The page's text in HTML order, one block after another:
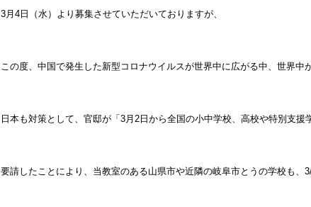
3月4日（水）より募集させていただいておりますが、
この度、中国で発生した新型コロナウイルスが世界中に広がる中、世界中
日本も対策として、官邸が「3月2日から全国の小中学校、高校や特別支援
要請したことにより、当教室のある山県市や近隣の岐阜市とうの学校も、